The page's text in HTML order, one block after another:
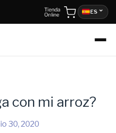
ES
con mi arroz?
30, 2020